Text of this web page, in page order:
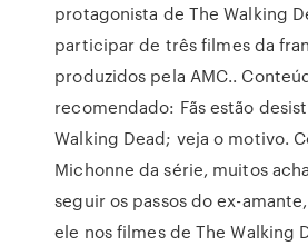
protagonista de The Walking
participar de três filmes da
produzidos pela AMC..
recomendado: Fãs estão
Walking Dead; veja o motivo.
Michonne da série, muitos
seguir os passos do ex-
ele nos filmes de The Walking